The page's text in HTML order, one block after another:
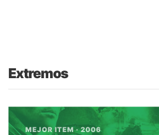
Extremos
MEJOR ITEM · 2006